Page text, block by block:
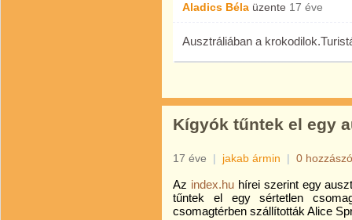
Aladics Béla üzente 17 éve
Ausztráliában a
Kígyók tűntek el egy
17 éve | jakab ármin | 0
Az index.huhírei szerint egy
tűntek el egy sértetlen
csomagtérben szállították Alice